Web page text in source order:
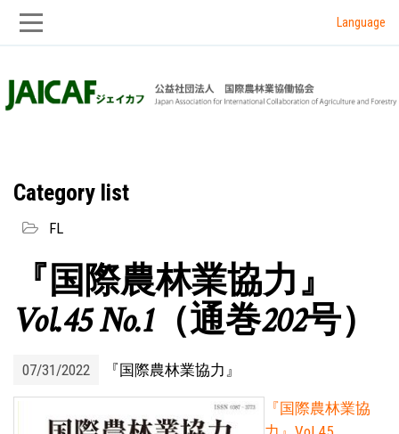
to
to
Language
Category list
FL
『国際農林業協力』
Vol.45 No.1（通巻202号）
07/31/2022 『国際農林業協力』
『国際農林業協